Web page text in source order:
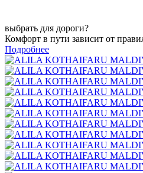
выбрать для дороги?
Комфорт в пути зависит от
Подробнее